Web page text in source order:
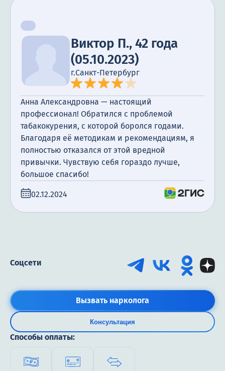
Виктор П., 42 года
(05.10.2023)
г.Санкт-Петербург
Анна Александровна — настоящий
профессионал! Обратился с проблемой
табакокурения, с которой боролся годами.
Благодаря её методикам и рекомендациям, я
полностью отказался от этой вредной
привычки. Чувствую себя гораздо лучше,
большое спасибо!
02.12.2024
Соцсети
Вызвать нарколога
Консультация
Способы оплаты: